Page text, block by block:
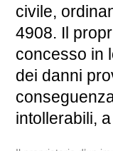
civile,
4908. Il
concesso in
dei danni
intollerabili,